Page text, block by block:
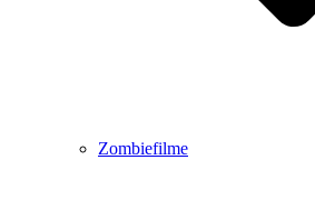
Zombiefilme